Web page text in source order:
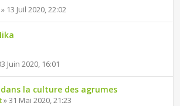
» 13 Juil 2020, 22:02
Juin 2020, 16:01
la culture des agrumes
» 31 Mai 2020, 21:23